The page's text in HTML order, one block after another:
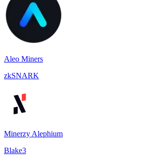
Aleo Miners
zkSNARK
Minerzy Alephium
Blake3